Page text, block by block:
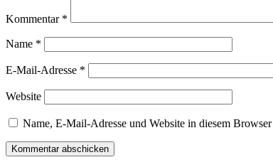
Kommentar *
Name *
E-Mail-Adresse *
Website
Name, E-Mail-Adresse und Website in diesem